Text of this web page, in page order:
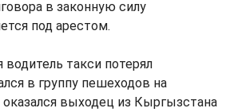
в законную силу
под арестом.
такси потерял
в группу пешеходов на
оказался выходец из Кыргызстана